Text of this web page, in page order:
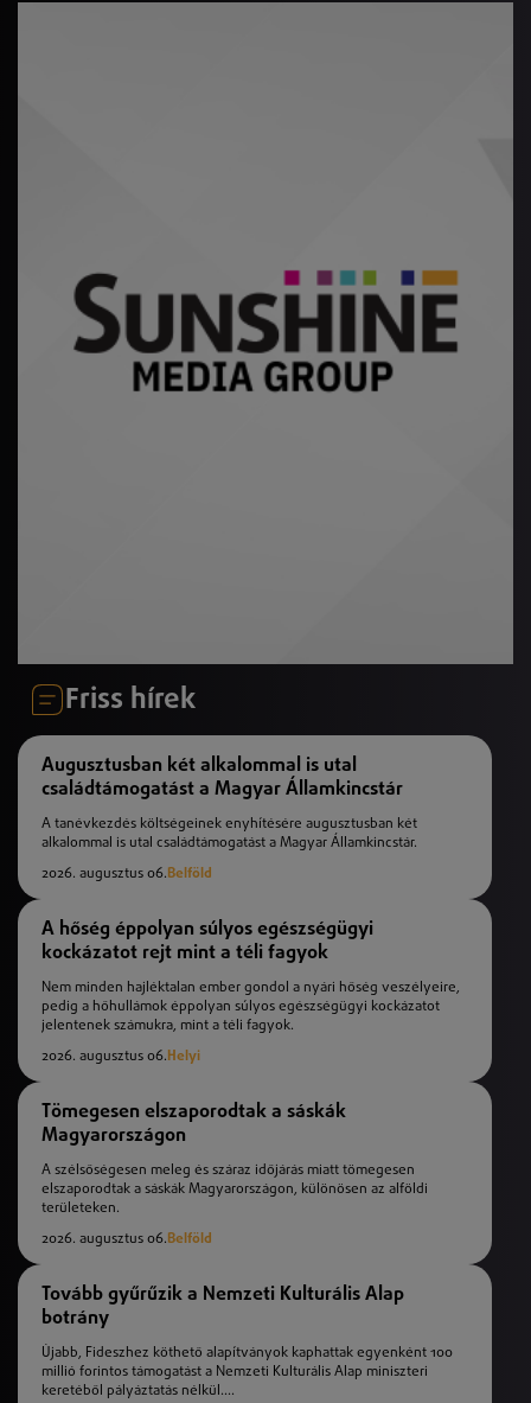
Friss hírek
Augusztusban két alkalommal is utal
családtámogatást a Magyar Államkincstár
A tanévkezdés költségeinek enyhítésére augusztusban két
alkalommal is utal családtámogatást a Magyar Államkincstár.
2026. augusztus 06.Belföld
A hőség éppolyan súlyos egészségügyi
kockázatot rejt mint a téli fagyok
Nem minden hajléktalan ember gondol a nyári hőség veszélyeire,
pedig a hőhullámok éppolyan súlyos egészségügyi kockázatot
jelentenek számukra, mint a téli fagyok.
2026. augusztus 06. Helyi
Tömegesen elszaporodtak a sáskák
Magyarországon
A szélsőségesen meleg és száraz időjárás miatt tömegesen
elszaporodtak a sáskák Magyarországon, különösen az alföldi
területeken.
2026. augusztus 06.Belföld
Tovább gyűrűzik a Nemzeti Kulturális Alap
botrány
Újabb, Fideszhez köthető alapítványok kaphattak egyenként 100
millió forintos támogatást a Nemzeti Kulturális Alap miniszteri
keretéből pályáztatás nélkül....